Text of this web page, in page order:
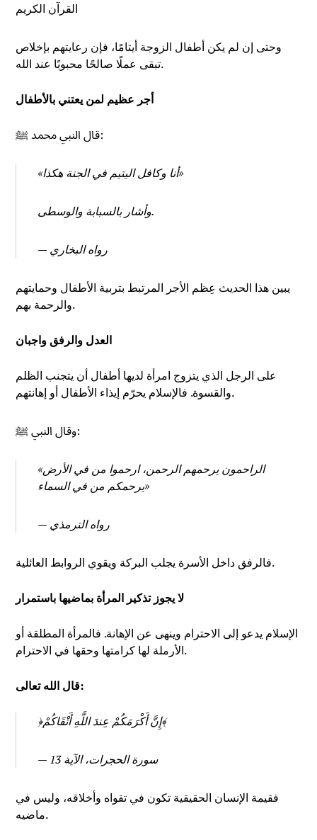
القرآن الكريم
وحتى إن لم يكن أطفال الزوجة أيتامًا، فإن رعايتهم بإخلاص
تبقى عملًا صالحًا محبوبًا عند الله.
أجر عظيم لمن يعتني بالأطفال
قال النبي محمد ﷺ:
«أنا وكافل اليتيم في الجنة هكذا»
وأشار بالسبابة والوسطى.
— رواه البخاري
يبين هذا الحديث عِظم الأجر المرتبط بتربية الأطفال وحمايتهم
والرحمة بهم.
العدل والرفق واجبان
على الرجل الذي يتزوج امرأة لديها أطفال أن يتجنب الظلم
والقسوة. فالإسلام يحرّم إيذاء الأطفال أو إهانتهم.
وقال النبي ﷺ:
«الراحمون يرحمهم الرحمن، ارحموا من في الأرض
يرحمكم من في السماء»
— رواه الترمذي
فالرفق داخل الأسرة يجلب البركة ويقوي الروابط العائلية.
لا يجوز تذكير المرأة بماضيها باستمرار
الإسلام يدعو إلى الاحترام وينهى عن الإهانة. فالمرأة المطلقة أو
الأرملة لها كرامتها وحقها في الاحترام.
قال الله تعالى:
﴿إِنَّ أَكْرَمَكُمْ عِندَ اللَّهِ أَتْقَاكُمْ﴾
— سورة الحجرات، الآية 13
فقيمة الإنسان الحقيقية تكون في تقواه وأخلاقه، وليس في
ماضيه.